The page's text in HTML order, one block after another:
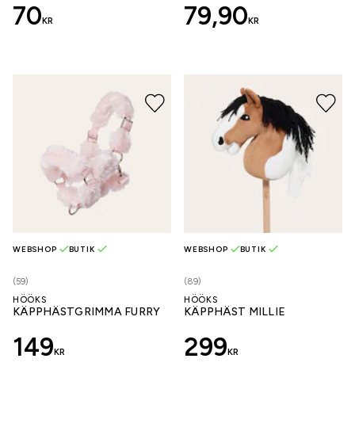
70KR 79,90KR
(59)
WEBSHOP BUTIK
HÖÖKS
KÄPPHÄSTGRIMMA FURRY
149KR
(89)
WEBSHOP BUTIK
HÖÖKS
KÄPPHÄST MILLIE
299KR